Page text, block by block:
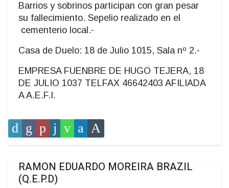
Barrios y sobrinos participan con gran pesar
su fallecimiento. Sepelio realizado en el
cementerio local.-
Casa de Duelo: 18 de Julio 1015, Sala nº 2.-
EMPRESA FUENBRE DE HUGO TEJERA, 18
DE JULIO 1037 TELFAX 46642403 AFILIADA
A A.E.F.I.
RAMON EDUARDO MOREIRA BRAZIL
(Q.E.P.D)